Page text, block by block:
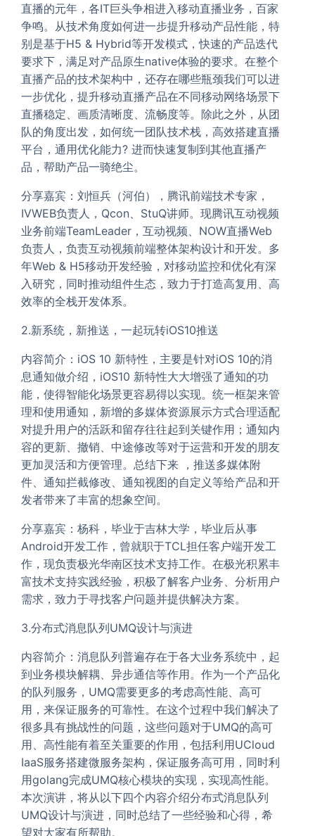
直播的元年，各IT巨头争相进入移动直播业务，百家
争鸣。从技术角度如何进一步提升移动产品性能，特
别是基于H5 & Hybrid等开发模式，快速的产品迭代
要求下，满足对产品原生native体验的要求。在整个
直播产品的技术架构中，还存在哪些瓶颈我们可以进
一步优化，提升移动直播产品在不同移动网络场景下
直播稳定、画质清晰度、流畅度等。除此之外，从团
队的角度出发，如何统一团队技术栈，高效搭建直播
平台，通用优化能力? 进而快速复制到其他直播产
品，帮助产品一骑绝尘。
分享嘉宾：刘恒兵（河伯），腾讯前端技术专家，
IVWEB负责人，Qcon、StuQ讲师。现腾讯互动视频
业务前端TeamLeader，互动视频、NOW直播Web
负责人，负责互动视频前端整体架构设计和开发。多
年Web & H5移动开发经验，对移动监控和优化有深
入研究，同时推动组件生态，致力于打造高复用、高
效率的全栈开发体系。
2.新系统，新推送，一起玩转iOS10推送
内容简介：iOS 10 新特性，主要是针对iOS 10的消
息通知做介绍，iOS10 新特性大大增强了通知的功
能，使得智能化场景更容易得以实现。统一框架来管
理和使用通知，新增的多媒体资源展示方式合理适配
对提升用户的活跃和留存往往起到关键作用；通知内
容的更新、撤销、中途修改等对于运营和开发的朋友
更加灵活和方便管理。总结下来 ，推送多媒体附
件、通知拦截修改、通知视图的自定义等给产品和开
发者带来了丰富的想象空间。
分享嘉宾：杨科，毕业于吉林大学，毕业后从事
Android开发工作，曾就职于TCL担任客户端开发工
作，现负责极光华南区技术支持工作。在极光积累丰
富技术支持实践经验，积极了解客户业务、分析用户
需求，致力于寻找客户问题并提供解决方案。
3.分布式消息队列UMQ设计与演进
内容简介：消息队列普遍存在于各大业务系统中，起
到业务模块解耦、异步通信等作用。作为一个产品化
的队列服务，UMQ需要更多的考虑高性能、高可
用，来保证服务的可靠性。在这个过程中我们解决了
很多具有挑战性的问题，这些问题对于UMQ的高可
用、高性能有着至关重要的作用，包括利用UCloud
IaaS服务搭建微服务架构，保证服务高可用，同时利
用golang完成UMQ核心模块的实现，实现高性能。
本次演讲，将从以下四个内容介绍分布式消息队列
UMQ设计与演进，同时总结了一些经验和心得，希
望对大家有所帮助。